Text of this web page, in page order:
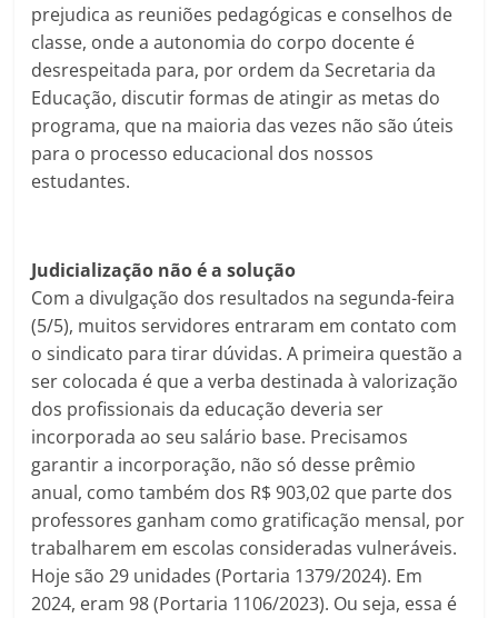
prejudica as reuniões pedagógicas e conselhos de
classe, onde a autonomia do corpo docente é
desrespeitada para, por ordem da Secretaria da
Educação, discutir formas de atingir as metas do
programa, que na maioria das vezes não são úteis
para o processo educacional dos nossos
estudantes.
Judicialização não é a solução
Com a divulgação dos resultados na segunda-feira
(5/5), muitos servidores entraram em contato com
o sindicato para tirar dúvidas. A primeira questão a
ser colocada é que a verba destinada à valorização
dos profissionais da educação deveria ser
incorporada ao seu salário base. Precisamos
garantir a incorporação, não só desse prêmio
anual, como também dos R$ 903,02 que parte dos
professores ganham como gratificação mensal, por
trabalharem em escolas consideradas vulneráveis.
Hoje são 29 unidades (Portaria 1379/2024). Em
2024, eram 98 (Portaria 1106/2023). Ou seja, essa é